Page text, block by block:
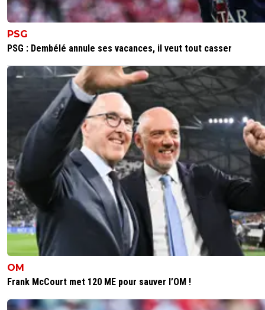
PSG
PSG : Dembélé annule ses vacances, il veut tout casser
OM
Frank McCourt met 120 ME pour sauver l’OM !